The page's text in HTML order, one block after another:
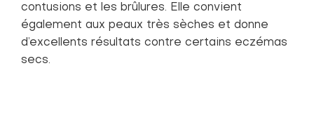
contusions et les brûlures. Elle convient
également aux peaux très sèches et donne
d’excellents résultats contre certains eczémas
secs.